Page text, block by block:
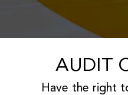
AUDIT
Have the right